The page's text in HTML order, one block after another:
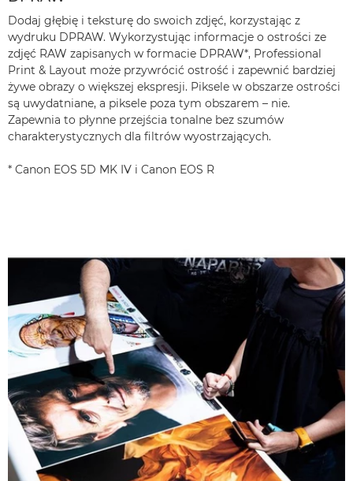
Dodaj głębię i teksturę do swoich zdjęć, korzystając z
wydruku DPRAW. Wykorzystując informacje o ostrości ze
zdjęć RAW zapisanych w formacie DPRAW*, Professional
Print & Layout może przywrócić ostrość i zapewnić bardziej
żywe obrazy o większej ekspresji. Piksele w obszarze ostrości
są uwydatniane, a piksele poza tym obszarem – nie.
Zapewnia to płynne przejścia tonalne bez szumów
charakterystycznych dla filtrów wyostrzających.
* Canon EOS 5D MK IV i Canon EOS R